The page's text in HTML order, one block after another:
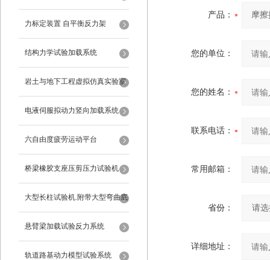
力标定装置 自平衡反力架
结构力学试验加载系统
岩土与地下工程虚拟仿真实验室
电液伺服拟动力竖向加载系统
六自由度疲劳运动平台
桥梁橡胶支座压剪压力试验机
大型长柱试验机.附带大型弯曲底
座
悬臂梁加载试验反力系统
轨道路基动力模型试验系统
产品：
您的单位：
您的姓名：
联系电话：
常用邮箱：
省份：
详细地址：